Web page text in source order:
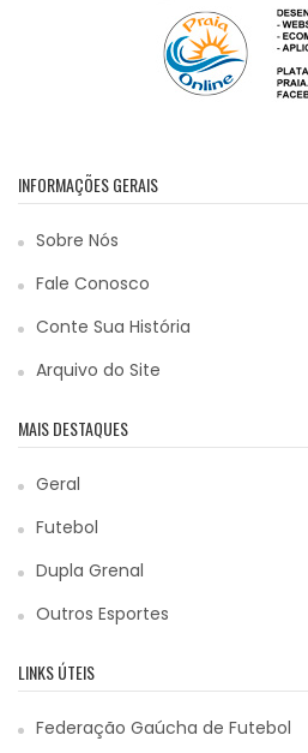
INFORMAÇÕES GERAIS
Sobre Nós
Fale Conosco
Conte Sua História
Arquivo do Site
MAIS DESTAQUES
Geral
Futebol
Dupla Grenal
Outros Esportes
LINKS ÚTEIS
Federação Gaúcha de Futebol